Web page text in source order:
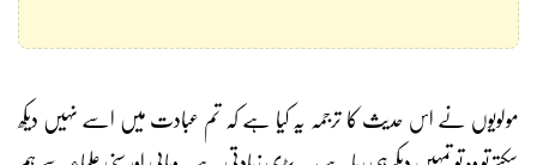
مولویوں نے اس حدیث کا ترجمہ یہ کیا ہے کہ تم عبادت میں اسے نہیں دیکھ